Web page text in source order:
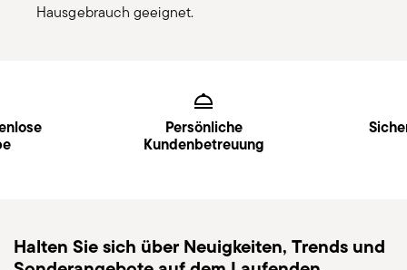
Hausgebrauch geeignet.
Persönliche
Kundenbetreuung
Halten Sie sich über Neuigkeiten, Trends und